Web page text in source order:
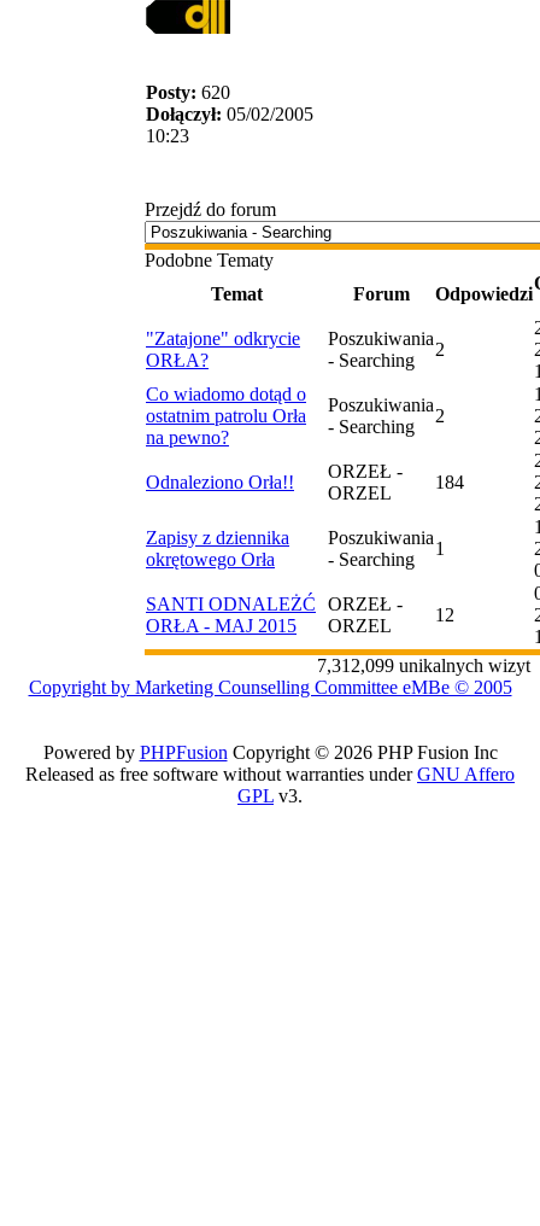
Posty: 620
Dołączył: 05/02/2005
10:23
Przejdź do forum
Podobne Tematy
Temat
Forum Odpowiedzi
"Zatajone" odkrycie
ORŁA?
Poszukiwania
- Searching
2
Co wiadomo dotąd o
ostatnim patrolu Orła
na pewno?
Poszukiwania
- Searching
2
Odnaleziono Orła!!
ORZEŁ -
ORZEL
184
Zapisy z dziennika
okrętowego Orła
Poszukiwania
- Searching
1
SANTI ODNALEŻĆ
ORŁA - MAJ 2015
ORZEŁ -
ORZEL
12
7,312,099 unikalnych wizyt
Copyright by Marketing Counselling Committee eMBe © 2005
Powered by PHPFusion Copyright © 2026 PHP Fusion Inc
Released as free software without warranties underGNU Affero
GPL v3.